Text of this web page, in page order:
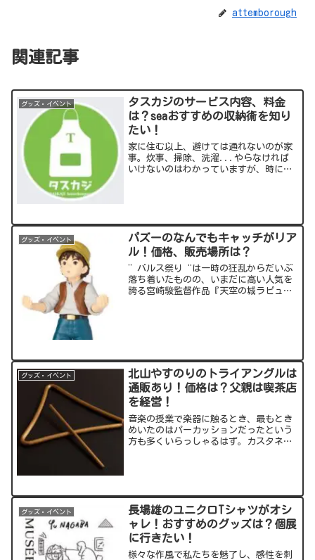
attemborough
関連記事
グッズ・イベント
タスカジのサービス内容、料金
は？seaおすすめの収納術を知り
たい！
家に住む以上、避けては通れないのが家
事。炊事、掃除、洗濯...やらなければ
いけないのはわかっていますが、時には
グッズ・イベント
パズーのなんでもキャッチがリア
ル！価格、販売場所は？
”バルス祭り“は一時の狂乱からだいぶ
落ち着いたものの、いまだに高い人気を
誇る宮崎駿監督作品『天空の城ラピュ
グッズ・イベント
北山やすのりのトライアングルは
通販あり！価格は？父親は喫茶店
を経営！
音楽の授業で楽器に触るとき、最もとき
めいたのはパーカッションだったという
方も多くいらっしゃるはず。カスタネッ
グッズ・イベント
長場雄のユニクロTシャツがオシ
ャレ！おすすめのグッズは？個展
に行きたい！
様々な作風で私たちを魅了し、感性を刺